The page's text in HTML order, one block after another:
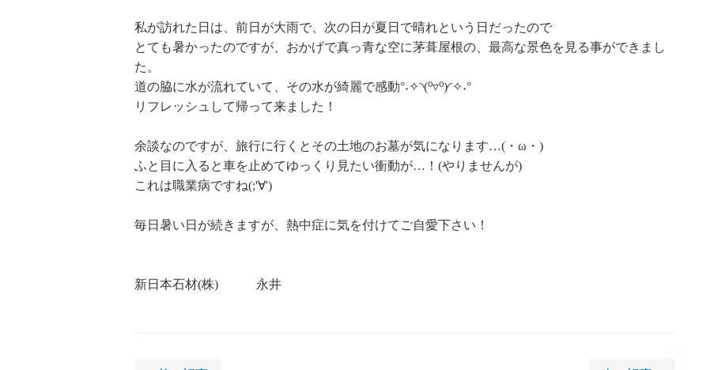
私が訪れた日は、前日が大雨で、次の日が夏日で晴れという日だったので
とても暑かったのですが、おかげで真っ青な空に茅葺屋根の、最高な景色を見る事ができまし
た。
道の脇に水が流れていて、その水が綺麗で感動°˖✧◝(⁰▿⁰)◜✧˖°
リフレッシュして帰って来ました！
余談なのですが、旅行に行くとその土地のお墓が気になります…(・ω・)
ふと目に入ると車を止めてゆっくり見たい衝動が…！(やりませんが)
これは職業病ですね(;'∀')
毎日暑い日が続きますが、熱中症に気を付けてご自愛下さい！
新日本石材(株) 永井